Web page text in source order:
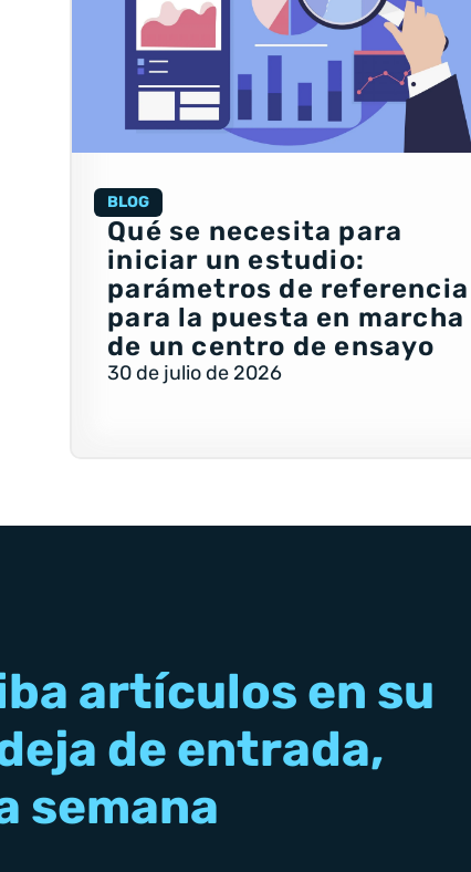
BLOG
Qué se necesita para
iniciar un estudio:
parámetros de referencia
para la puesta en marcha
de un centro de ensayo
30 de julio de 2026
artículos en su
de entrada,
semana